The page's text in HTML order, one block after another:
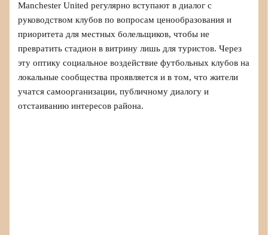
Manchester United регулярно вступают в диалог с
руководством клубов по вопросам ценообразования и
приоритета для местных болельщиков, чтобы не
превратить стадион в витрину лишь для туристов. Через
эту оптику социальное воздействие футбольных клубов на
локальные сообщества проявляется и в том, что жители
учатся самоорганизации, публичному диалогу и
отстаиванию интересов района.